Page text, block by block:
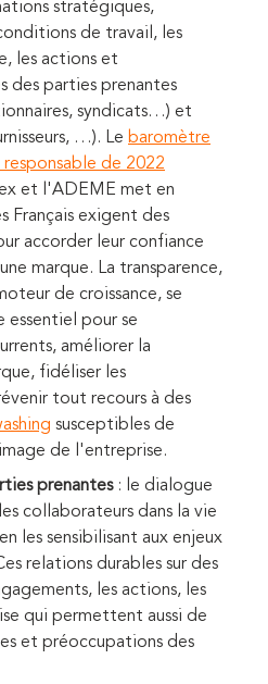
stratégiques,
de travail, les
les actions et
des parties prenantes
syndicats…) et
…). Le baromètre
de 2022
et l'ADEME met en
Français exigent des
accorder leur confiance
marque. La transparence,
de croissance, se
essentiel pour se
améliorer la
fidéliser les
tout recours à des
susceptibles de
de l'entreprise.
prenantes: le dialogue
collaborateurs dans la vie
les sensibilisant aux enjeux
relations durables sur des
les actions, les
qui permettent aussi de
et préoccupations des